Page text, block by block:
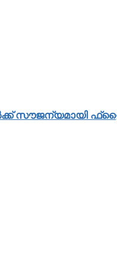
സൗജന്യമായി